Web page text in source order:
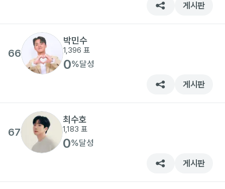
게시판
66
박민수
1,396 표
0%달성
게시판
67
최수호
1,183 표
0%달성
게시판